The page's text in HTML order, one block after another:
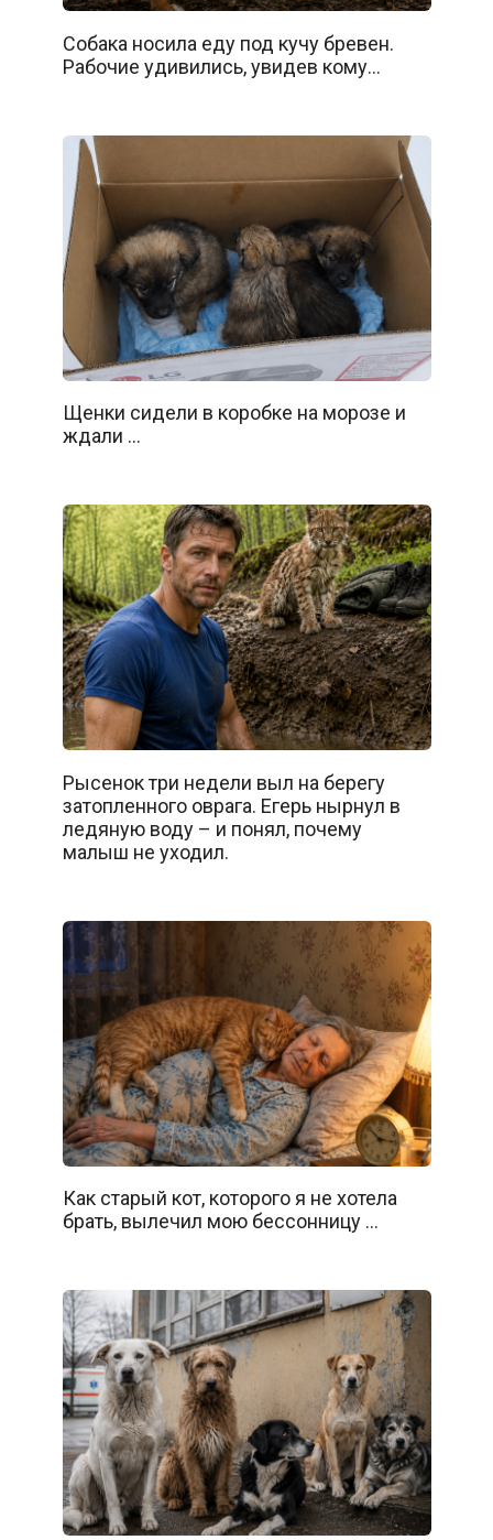
Собака носила еду под кучу бревен.
Рабочие удивились, увидев кому…
Щенки сидели в коробке на морозе и
ждали …
Рысенок три недели выл на берегу
затопленного оврага. Егерь нырнул в
ледяную воду – и понял, почему
малыш не уходил.
Как старый кот, которого я не хотела
брать, вылечил мою бессонницу …